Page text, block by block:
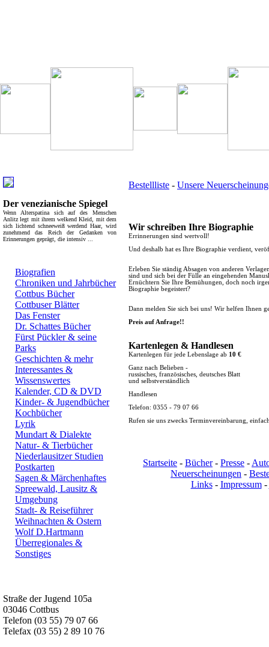
Der venezianische Spiegel
Wenn Alterspatina sich auf des Menschen
Anlitz legt mit ihrem welkend Kleid, mit dem
sich lichtend schneeweiß werdend Haar, wird
zunehmend das Reich der Gedanken von
Erinnerungen geprägt, die intensiv ...
Biografien
Chroniken und Jahrbücher
Cottbus Bücher
Cottbuser Blätter
Das Fenster
Dr. Schattes Bücher
Fürst Pückler & seine
Parks
Geschichten & mehr
Interessantes &
Wissenswertes
Kalender, CD & DVD
Kinder- & Jugendbücher
Kochbücher
Lyrik
Mundart & Dialekte
Natur- & Tierbücher
Niederlausitzer Studien
Postkarten
Sagen & Märchenhaftes
Spreewald, Lausitz &
Umgebung
Stadt- & Reiseführer
Weihnachten & Ostern
Wolf D.Hartmann
Überregionales &
Sonstiges
Straße der Jugend 105a
03046 Cottbus
Telefon (03 55) 79 07 66
Telefax (03 55) 2 89 10 76
Bestellliste - Unsere
Wir schreiben Ihre Biographie
Errinnerungen sind wertvoll!
Und deshalb hat es Ihre Biographie verdient,
Erleben Sie ständig Absagen von anderen
sind und sich bei der Fülle an eingehenden
Ernüchtern Sie Ihre Bemühungen, doch noch
Biographie begeistert?
Dann melden Sie sich bei uns! Wir helfen Ihnen
Preis auf Anfrage!!
Kartenlegen & Handlesen
Kartenlegen für jede Lebenslage ab 10 €
Ganz nach Belieben -
russisches, französisches, deutsches Blatt
und selbstverständlich
Handlesen
Telefon: 0355 - 79 07 66
Rufen sie uns zwecks Terminvereinbarung,
Startseite - Bücher- Presse -
Neuerscheinungen -
Links- Impressum-